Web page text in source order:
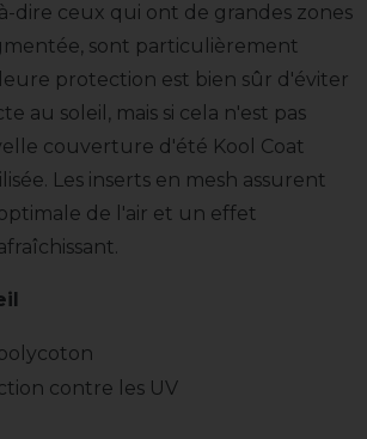
dire ceux qui ont de grandes zones
sont particulièrement
protection est bien sûr d'éviter
au soleil, mais si cela n'est pas
couverture d'été Kool Coat
Les inserts en mesh assurent
de l'air et un effet
contre les UV